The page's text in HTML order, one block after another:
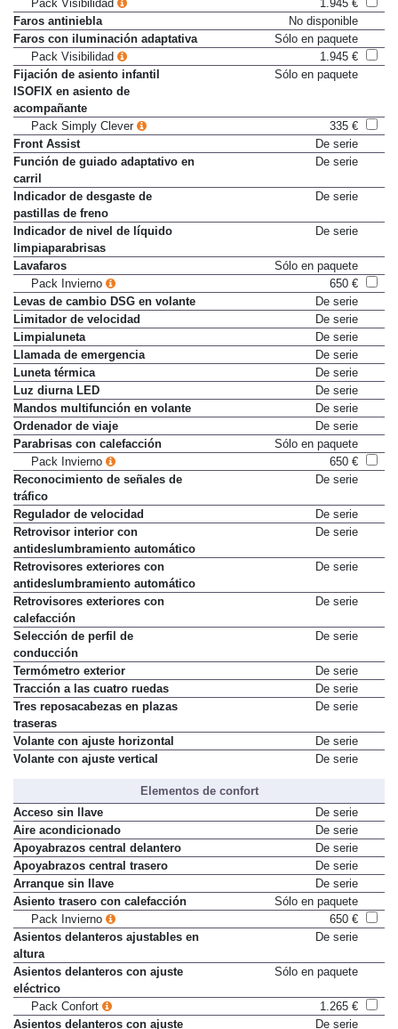
Pack Visibilidad
1.945 €
Faros antiniebla
No disponible
Faros con iluminación adaptativa
Sólo en paquete
Pack Visibilidad
1.945 €
Fijación de asiento infantil
ISOFIX en asiento de
acompañante
Sólo en paquete
Pack Simply Clever
335 €
Front Assist
De serie
Función de guiado adaptativo en
carril
De serie
Indicador de desgaste de
pastillas de freno
De serie
Indicador de nivel de líquido
limpiaparabrisas
De serie
Lavafaros
Sólo en paquete
Pack Invierno
650 €
Levas de cambio DSG en volante
De serie
Limitador de velocidad
De serie
Limpialuneta
De serie
Llamada de emergencia
De serie
Luneta térmica
De serie
Luz diurna LED
De serie
Mandos multifunción en volante
De serie
Ordenador de viaje
De serie
Parabrisas con calefacción
Sólo en paquete
Pack Invierno
650 €
Reconocimiento de señales de
tráfico
De serie
Regulador de velocidad
De serie
Retrovisor interior con
antideslumbramiento automático
De serie
Retrovisores exteriores con
antideslumbramiento automático
De serie
Retrovisores exteriores con
calefacción
De serie
Selección de perfil de
conducción
De serie
Termómetro exterior
De serie
Tracción a las cuatro ruedas
De serie
Tres reposacabezas en plazas
traseras
De serie
Volante con ajuste horizontal
De serie
Volante con ajuste vertical
De serie
Elementos de confort
Acceso sin llave
De serie
Aire acondicionado
De serie
Apoyabrazos central delantero
De serie
Apoyabrazos central trasero
De serie
Arranque sin llave
De serie
Asiento trasero con calefacción
Sólo en paquete
Pack Invierno
650 €
Asientos delanteros ajustables en
altura
De serie
Asientos delanteros con ajuste
eléctrico
Sólo en paquete
Pack Confort
1.265 €
Asientos delanteros con ajuste
De serie